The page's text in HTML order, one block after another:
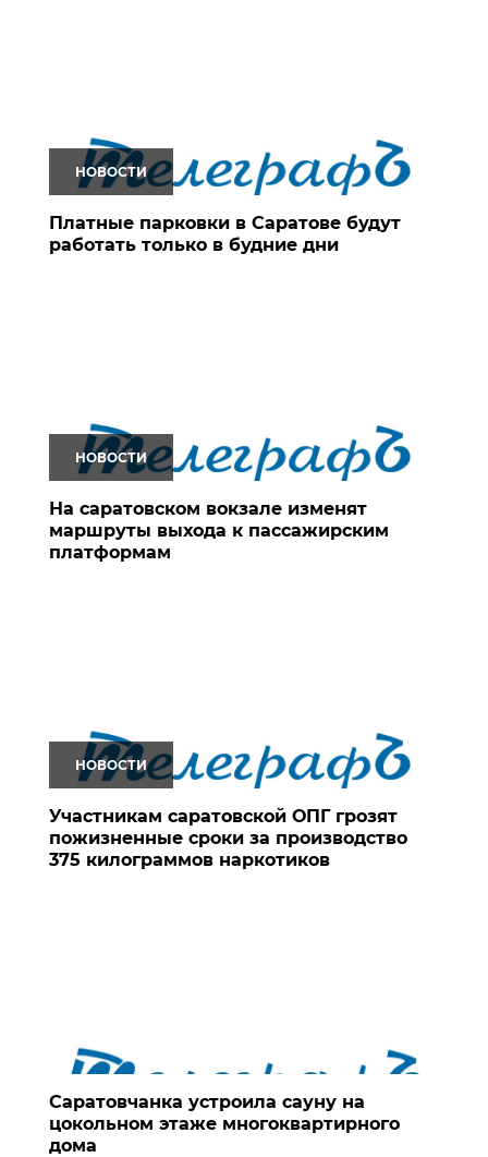
НОВОСТИ
Платные парковки в Саратове будут
работать только в будние дни
НОВОСТИ
На саратовском вокзале изменят
маршруты выхода к пассажирским
платформам
НОВОСТИ
Участникам саратовской ОПГ грозят
пожизненные сроки за производство
375 килограммов наркотиков
Саратовчанка устроила сауну на
цокольном этаже многоквартирного
дома